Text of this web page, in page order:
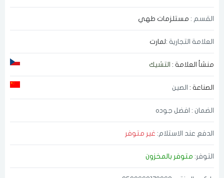
القسم : مستلزمات طهي
العلامة التجارية : لمارت
منشأ العلامة : التشيك
الصناعة : الصين
الضمان : افضل جوده
الدفع عند الاستلام: غير متوفر
التوفر: متوفر بالمخزون